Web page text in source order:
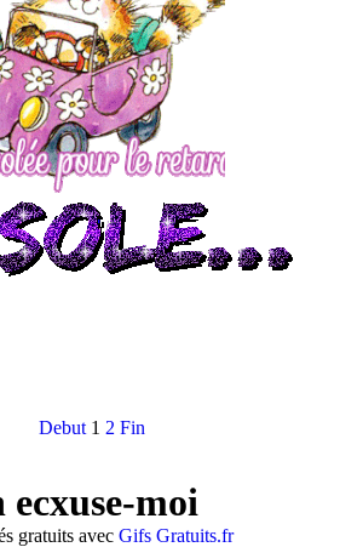
Debut 1 2 Fin
moi
gratuits avec Gifs Gratuits.fr